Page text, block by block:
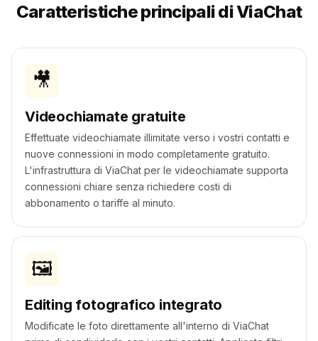
Caratteristiche principali di ViaChat
🎥
Videochiamate gratuite
Effettuate videochiamate illimitate verso i vostri contatti e
nuove connessioni in modo completamente gratuito.
L'infrastruttura di ViaChat per le videochiamate supporta
connessioni chiare senza richiedere costi di
abbonamento o tariffe al minuto.
🖼️
Editing fotografico integrato
Modificate le foto direttamente all'interno di ViaChat